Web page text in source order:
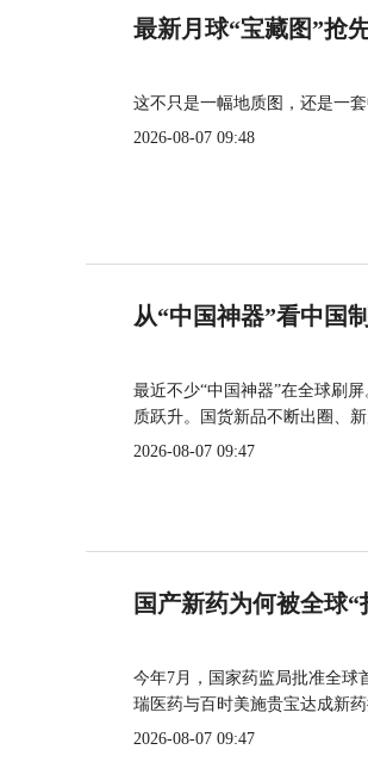
最新月球“宝藏图”抢
这不只是一幅地质图，还是一
2026-08-07 09:48
从“中国神器”看中国
最近不少“中国神器”在全球刷
质跃升。国货新品不断出圈、
2026-08-07 09:47
国产新药为何被全球“
今年7月，国家药监局批准全球
瑞医药与百时美施贵宝达成新
2026-08-07 09:47